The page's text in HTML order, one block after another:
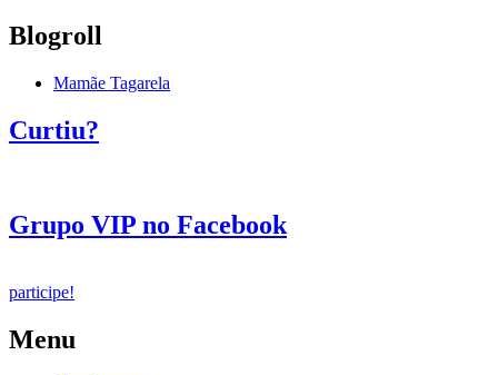
Blogroll
Mamãe Tagarela
Curtiu?
Grupo VIP no Facebook
participe!
Menu